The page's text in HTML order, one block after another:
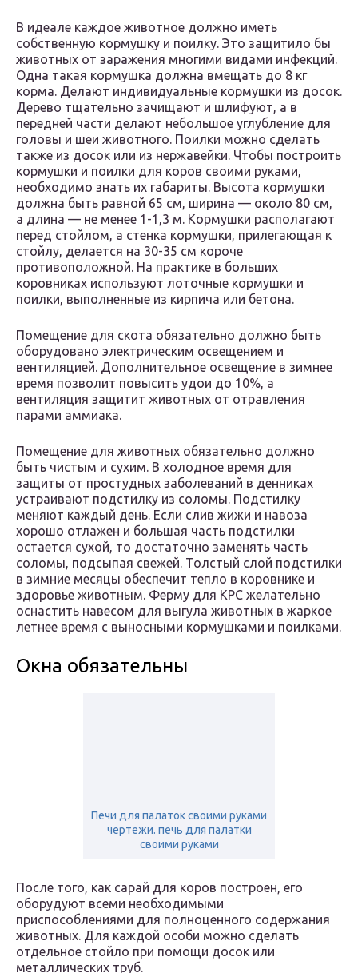
В идеале каждое животное должно иметь
собственную кормушку и поилку. Это защитило бы
животных от заражения многими видами инфекций.
Одна такая кормушка должна вмещать до 8 кг
корма. Делают индивидуальные кормушки из досок.
Дерево тщательно зачищают и шлифуют, а в
передней части делают небольшое углубление для
головы и шеи животного. Поилки можно сделать
также из досок или из нержавейки. Чтобы построить
кормушки и поилки для коров своими руками,
необходимо знать их габариты. Высота кормушки
должна быть равной 65 см, ширина — около 80 см,
а длина — не менее 1-1,3 м. Кормушки располагают
перед стойлом, а стенка кормушки, прилегающая к
стойлу, делается на 30-35 см короче
противоположной. На практике в больших
коровниках используют лоточные кормушки и
поилки, выполненные из кирпича или бетона.
Помещение для скота обязательно должно быть
оборудовано электрическим освещением и
вентиляцией. Дополнительное освещение в зимнее
время позволит повысить удои до 10%, а
вентиляция защитит животных от отравления
парами аммиака.
Помещение для животных обязательно должно
быть чистым и сухим. В холодное время для
защиты от простудных заболеваний в денниках
устраивают подстилку из соломы. Подстилку
меняют каждый день. Если слив жижи и навоза
хорошо отлажен и большая часть подстилки
остается сухой, то достаточно заменять часть
соломы, подсыпая свежей. Толстый слой подстилки
в зимние месяцы обеспечит тепло в коровнике и
здоровье животным. Ферму для КРС желательно
оснастить навесом для выгула животных в жаркое
летнее время с выносными кормушками и поилками.
Окна обязательны
Печи для палаток своими руками
чертежи. печь для палатки
своими руками
После того, как сарай для коров построен, его
оборудуют всеми необходимыми
приспособлениями для полноценного содержания
животных. Для каждой особи можно сделать
отдельное стойло при помощи досок или
металлических труб.